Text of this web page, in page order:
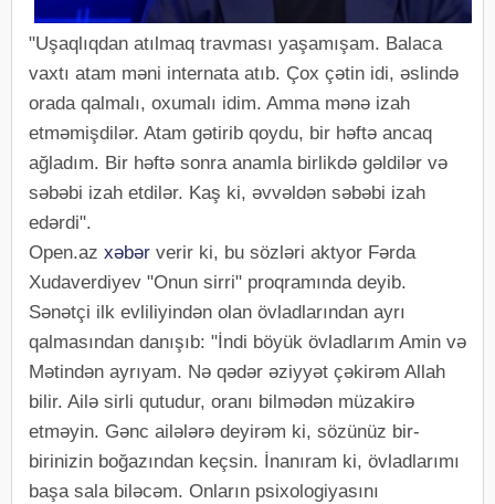
"Uşaqlıqdan atılmaq travması yaşamışam. Balaca
vaxtı atam məni internata atıb. Çox çətin idi, əslində
orada qalmalı, oxumalı idim. Amma mənə izah
etməmişdilər. Atam gətirib qoydu, bir həftə ancaq
ağladım. Bir həftə sonra anamla birlikdə gəldilər və
səbəbi izah etdilər. Kaş ki, əvvəldən səbəbi izah
edərdi".
Open.az xəbər verir ki, bu sözləri aktyor Fərda
Xudaverdiyev "Onun sirri" proqramında deyib.
Sənətçi ilk evliliyindən olan övladlarından ayrı
qalmasından danışıb: "İndi böyük övladlarım Amin və
Mətindən ayrıyam. Nə qədər əziyyət çəkirəm Allah
bilir. Ailə sirli qutudur, oranı bilmədən müzakirə
etməyin. Gənc ailələrə deyirəm ki, sözünüz bir-
birinizin boğazından keçsin. İnanıram ki, övladlarımı
başa sala biləcəm. Onların psixologiyasını